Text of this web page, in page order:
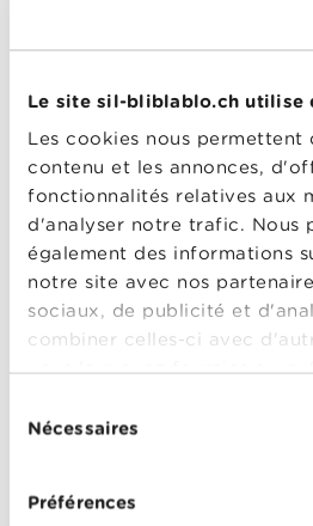
Le site sil-bliblablo.ch utilise
Les cookies nous permettent
contenu et les annonces,
fonctionnalités relatives aux
d'analyser notre trafic. Nous
également des informations
notre site avec nos
sociaux, de publicité et
combiner celles-ci avec
duNécessaires
Préférences
malveillants ou des tentatives
défaut sur tous les
Contrôle parental web, la
Avec le contrôle parental
filtrer les contenus
grâce à des listes noires
Tout comme le Bouclier
l’activer ou le désactiver en
Cette promotion est